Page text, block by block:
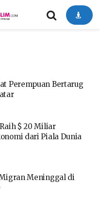
Perempuan Bertarug
$ 20 Miliar
dari Piala Dunia
Meninggal di